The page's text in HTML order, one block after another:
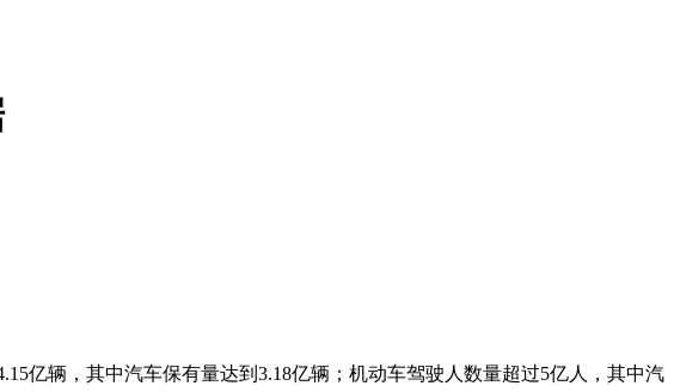
亿辆，其中汽车保有量达到3.18亿辆；机动车驾驶人数量超过5亿人，其中汽